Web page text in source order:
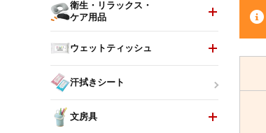
衛生・リラックス・
ケア用品
ウェットティッシュ
汗拭きシート
文房具